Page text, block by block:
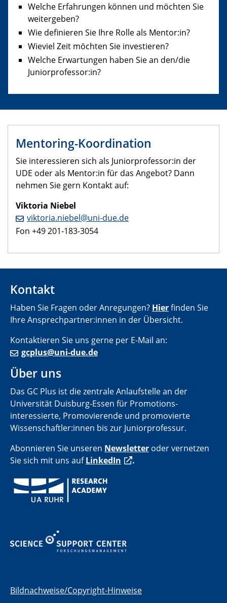
Welche Erfahrungen können und möchten Sie
weitergeben?
Wie definieren Sie Ihre Rolle als Mentor:in?
Wieviel Zeit möchten Sie investieren?
Welche Erwartungen haben Sie an den/die
Juniorprofessor:in?
Mentoring-Koordination
Sie interessieren sich als Juniorprofessor:in der
UDE oder als Mentor:in für das Angebot? Dann
nehmen Sie gern Kontakt auf:
Viktoria Niebel
viktoria.niebel@uni-due.de
Fon +49 201-183-3054
Kontakt
Haben Sie Fragen oder Anregungen? Hierfinden Sie
Ihre Ansprechpartner:innen in der Übersicht.
Kontaktieren Sie uns gerne per E-Mail an:
gcplus@uni-due.de
Über uns
Das GC Plus ist die zentrale Anlaufstelle an der
Universität Duisburg-Essen für Promotions­
interessierte, Promovierende und promovierte
Wissenschaftler:innen bis zur Juniorprofessur.
Abonnieren Sie unseren Newsletter oder vernetzen
Sie sich mit uns aufLinkedIn .
Bildnachweise/Copyright-Hinweise